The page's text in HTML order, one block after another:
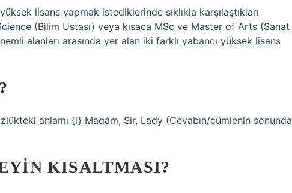
lisans yapmak istediklerinde sıklıkla karşılaştıkları
(Bilim Ustası) veya kısaca MSc ve Master of Arts (Sanat
alanları arasında yer alan iki farklı yabancı yüksek lisans
anlamı {i} Madam, Sir, Lady (Cevabın/cümlenin sonunda
KISALTMASI?